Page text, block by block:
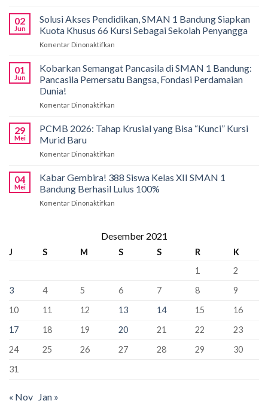
di
Bali!
Siswa
Bandung
Borong
Biology
02
Jun
Solusi Akses Pendidikan, SMAN 1 Bandung Siapkan
Kuota Khusus 66 Kursi Sebagai Sekolah Penyangga
Komentar Dinonaktifkan
Akses
Pendidikan,
SMAN
Kuota
Khusus
Sekolah
Penyangga
01
Jun
Kobarkan Semangat Pancasila di SMAN 1 Bandung:
Pancasila Pemersatu Bangsa, Fondasi Perdamaian
Dunia!
Komentar Dinonaktifkan
Semangat
Pancasila
Bandung:
Pancasila
Dunia!
29
Mei
PCMB 2026: Tahap Krusial yang Bisa “Kunci” Kursi
Murid Baru
Komentar Dinonaktifkan
2026:
Tahap
Krusial
Kursi
Baru
04
Mei
Kabar Gembira! 388 Siswa Kelas XII SMAN 1
Bandung Berhasil Lulus 100%
Komentar Dinonaktifkan
388
Kelas
Bandung
Lulus
100%
Desember 2021
J S M S S R
K
1
2
3
4 5 6 7 8
9
10
11 12 13 14 15
16
17
18 19 20 21 22
23
24
25 26 27 28 29
30
31
« Nov Jan »